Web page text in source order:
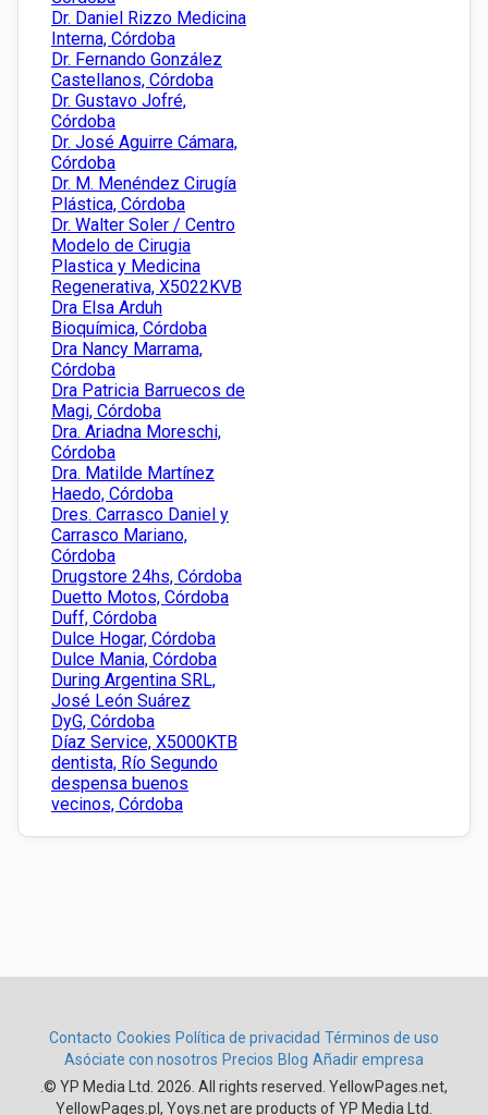
Dr. Daniel Rizzo Medicina
Interna, Córdoba
Dr. Fernando González
Castellanos, Córdoba
Dr. Gustavo Jofré,
Córdoba
Dr. José Aguirre Cámara,
Córdoba
Dr. M. Menéndez Cirugía
Plástica, Córdoba
Dr. Walter Soler / Centro
Modelo de Cirugia
Plastica y Medicina
Regenerativa, X5022KVB
Dra Elsa Arduh
Bioquímica, Córdoba
Dra Nancy Marrama,
Córdoba
Dra Patricia Barruecos de
Magi, Córdoba
Dra. Ariadna Moreschi,
Córdoba
Dra. Matilde Martínez
Haedo, Córdoba
Dres. Carrasco Daniel y
Carrasco Mariano,
Córdoba
Drugstore 24hs, Córdoba
Duetto Motos, Córdoba
Duff, Córdoba
Dulce Hogar, Córdoba
Dulce Mania, Córdoba
During Argentina SRL,
José León Suárez
DyG, Córdoba
Díaz Service, X5000KTB
dentista, Río Segundo
despensa buenos
vecinos, Córdoba
Contacto Cookies Política de privacidad Términos de uso
Asóciate con nosotros Precios Blog Añadir empresa
© YP Media Ltd. 2026. All rights reserved. YellowPages.net,
YellowPages.pl, Yoys.net are products of YP Media Ltd.